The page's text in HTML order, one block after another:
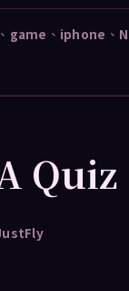
、 game 、 iphone 、
Quiz